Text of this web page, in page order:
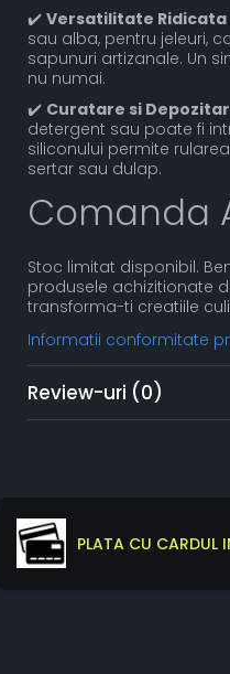
✔️ Versatilitate Ridicata
sau alba, pentru jeleuri,
sapunuri artizanale. Un
nu numai.
✔️ Curatare si
detergent sau poate fi
siliconului permite
sertar sau dulap.
Comanda
Stoc limitat disponibil.
produsele achizitionate
transforma-ti creatiile
Informatii conformitate
Review-uri (0)
PLATA CU CARDUL